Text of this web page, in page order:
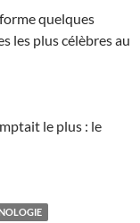
quelques
les plus célèbres au
le plus : le